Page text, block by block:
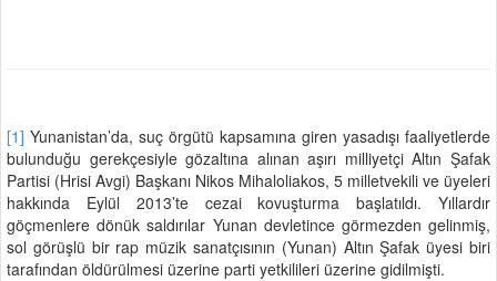
[1] Yunanistan’da, suç örgütü kapsamına giren yasadışı faaliyetlerde
bulunduğu gerekçesiyle gözaltına alınan aşırı milliyetçi Altın Şafak
Partisi (Hrisi Avgi) Başkanı Nikos Mihaloliakos, 5 milletvekili ve üyeleri
hakkında Eylül 2013’te cezai kovuşturma başlatıldı. Yıllardır
göçmenlere dönük saldırılar Yunan devletince görmezden gelinmiş,
sol görüşlü bir rap müzik sanatçısının (Yunan) Altın Şafak üyesi biri
tarafından öldürülmesi üzerine parti yetkilileri üzerine gidilmişti.